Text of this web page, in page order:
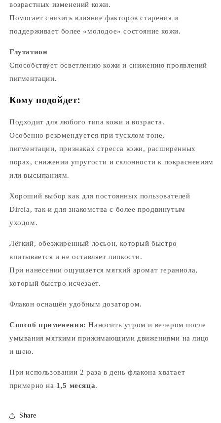
возрастных изменений кожи.
Помогает снизить влияние факторов старения и
поддерживает более «молодое» состояние кожи.
Глутатион
Способствует осветлению кожи и снижению проявлений
пигментации.
Кому подойдет:
Подходит для любого типа кожи и возраста.
Особенно рекомендуется при тусклом тоне,
пигментации, признаках стресса кожи, расширенных
порах, снижении упругости и склонности к покраснениям
или высыпаниям.
Хороший выбор как для постоянных пользователей
Direia, так и для знакомства с более продвинутым
уходом.
Лёгкий, обезжиренный лосьон, который быстро
впитывается и не оставляет липкости.
При нанесении ощущается мягкий аромат гераниола,
который быстро исчезает.
Флакон оснащён удобным дозатором.
Способ применения:Наносить утром и вечером после
умывания мягкими прижимающими движениями на лицо
и шею.
При использовании 2 раза в день флакона хватает
примерно на 1,5 месяца.
Share